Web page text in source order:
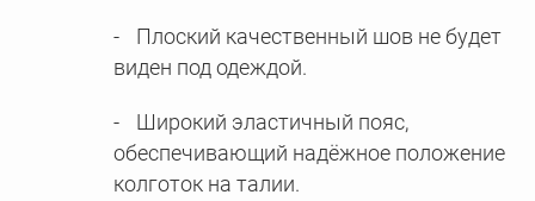
Плоский качественный шов не будет
виден под одеждой.
Широкий эластичный пояс,
обеспечивающий надёжное положение
колготок на талии.